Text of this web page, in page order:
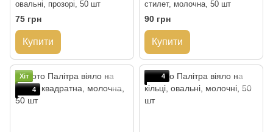
овальні, прозорі, 50 шт
75 грн
Купити
стилет, молочна, 50 шт
90 грн
Купити
Хіт
4
4